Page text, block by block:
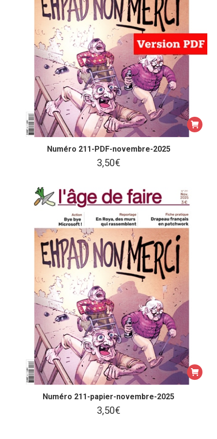
Numéro 211-PDF-novembre-2025
3,50€
Numéro 211-papier-novembre-2025
3,50€